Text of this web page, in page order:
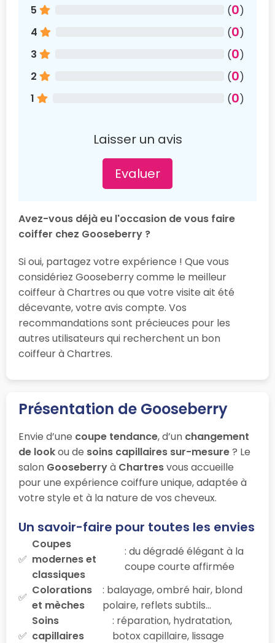
5 (0)
4
(0)
3
(0)
2
(0)
1
(0)
Laisser un avis
Evaluer
Avez-vous déjà eu l'occasion de vous faire
coiffer chez Gooseberry ?
Si oui, partagez votre expérience ! Que vous
considériez Gooseberry comme le meilleur
coiffeur à Chartres ou que votre visite ait été
décevante, votre avis compte. Vos
recommandations sont précieuces pour les
autres utilisateurs qui recherchent un bon
coiffeur à Chartres.
Présentation de Gooseberry
Envie d’une coupe tendance, d’un changement
de lookou de soins capillaires sur-mesure? Le
salon Gooseberryà Chartresvous accueille
pour une expérience coiffure unique, adaptée à
votre style et à la nature de vos cheveux.
Un savoir-faire pour toutes les envies
Coupes
modernes et
classiques
: du dégradé élégant à la
coupe courte affirmée
Colorations
et mèches
: balayage, ombré hair, blond
polaire, reflets subtils…
Soins
capillaires
: réparation, hydratation,
botox capillaire, lissage